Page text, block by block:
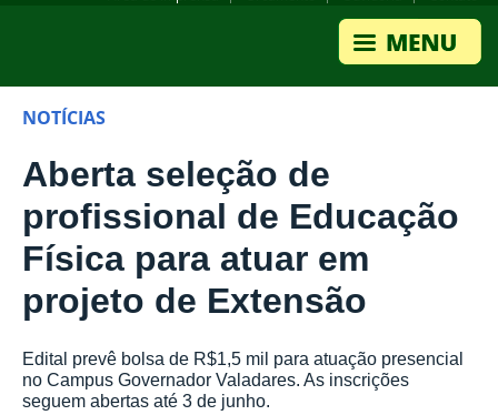
NOTÍCIAS
Aberta seleção de
profissional de Educação
Física para atuar em
projeto de Extensão
Edital prevê bolsa de R$1,5 mil para atuação presencial
no Campus Governador Valadares. As inscrições
seguem abertas até 3 de junho.